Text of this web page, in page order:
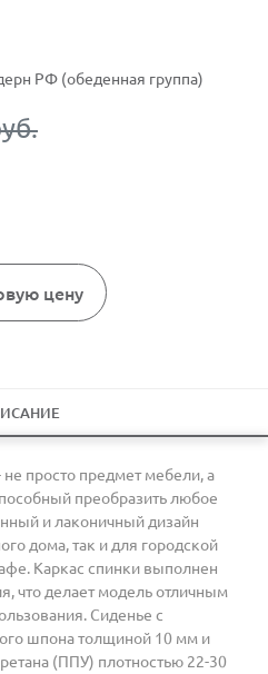
РФ (обеденная группа)
цену
просто предмет мебели, а
преобразить любое
и лаконичный дизайн
дома, так и для городской
Каркас спинки выполнен
что делает модель отличным
Сиденье с
шпона толщиной 10 мм и
(ППУ) плотностью 22-30